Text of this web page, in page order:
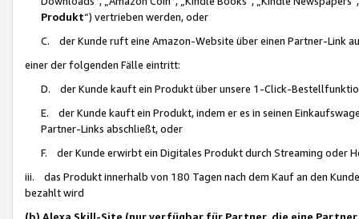
Produkt“) vertrieben werden, oder
C. der Kunde ruft eine Amazon-Website über einen Partner-Link
einer der folgenden Fälle eintritt:
D. der Kunde kauft ein Produkt über unsere 1-Click-
E. der Kunde kauft ein Produkt, indem er es in seinen
Partner-Links abschließt, oder
F. der Kunde erwirbt ein Digitales Produkt durch Streaming oder
iii. das Produkt innerhalb von 180 Tagen nach dem Kauf an den
bezahlt wird
(b) Alexa Skill-Site (nur verfügbar für Partner, die eine